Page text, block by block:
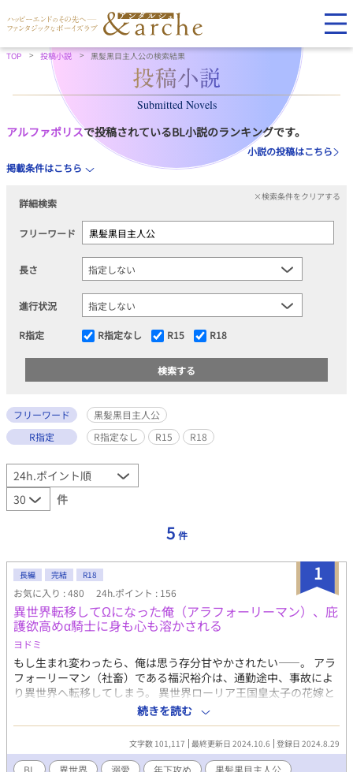
TOP 投稿小説 黒髪黒目主人公の検索結果
Submitted Novels
アルファポリスで投稿されているBL小説のランキングです。
小説の投稿はこちら
掲載条件はこちら
詳細検索
×検索条件をクリアする
フリーワード
長さ
進行状況
R指定 R指定なし R15 R18
フリーワード
黒髪黒目主人公
R指定
R指定なし R15 R18
件
5 件
1
長編 完結 R18
お気に入り : 480 24h.ポイント : 156
異世界転移してΩになった俺（アラフォーリーマン）、庇
護欲高めα騎士に身も心も溶かされる
ヨドミ
もし生まれ変わったら、俺は思う存分甘やかされたい――。 アラ
フォーリーマン（社畜）である福沢裕介は、通勤途中、事故によ
り異世界へ転移してしまう。 異世界ローリア王国皇太子の花嫁と
して召喚されたが、転移して早々、【災厄のΩ】と告げられ殺さ
れそうになる。 【災厄のΩ】、それは複数のαを番にすることがで
きるΩのことだった――。 αがハーレムを築くのが常識とされる異
世界では、【災厄のΩ】は忌むべき存在。 負の烙印を押された裕
介は、間一髪、銀髪のα騎士ジェイドに助けられ、彼の庇護のも
続きを読む
文字数 101,117 最終更新日 2024.10.6 登録日 2024.8.29
BL 異世界 溺愛 年下攻め
黒髪黒目主人公